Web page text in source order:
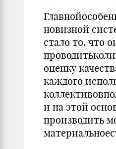
новизной
стало то, что
оценку
каждого
и на этой
производить